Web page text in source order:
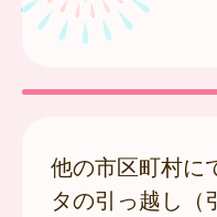
他の市区町村に
タの引っ越し（